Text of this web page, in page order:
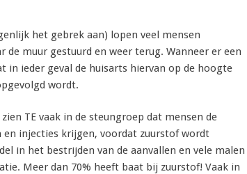
het gebrek aan) lopen veel mensen
muur gestuurd en weer terug. Wanneer er een
in ieder geval de huisarts hiervan op de hoogte
wordt.
TE vaak in de steungroep dat mensen de
injecties krijgen, voordat zuurstof wordt
in het bestrijden van de aanvallen en vele malen
Meer dan 70% heeft baat bij zuurstof! Vaak in